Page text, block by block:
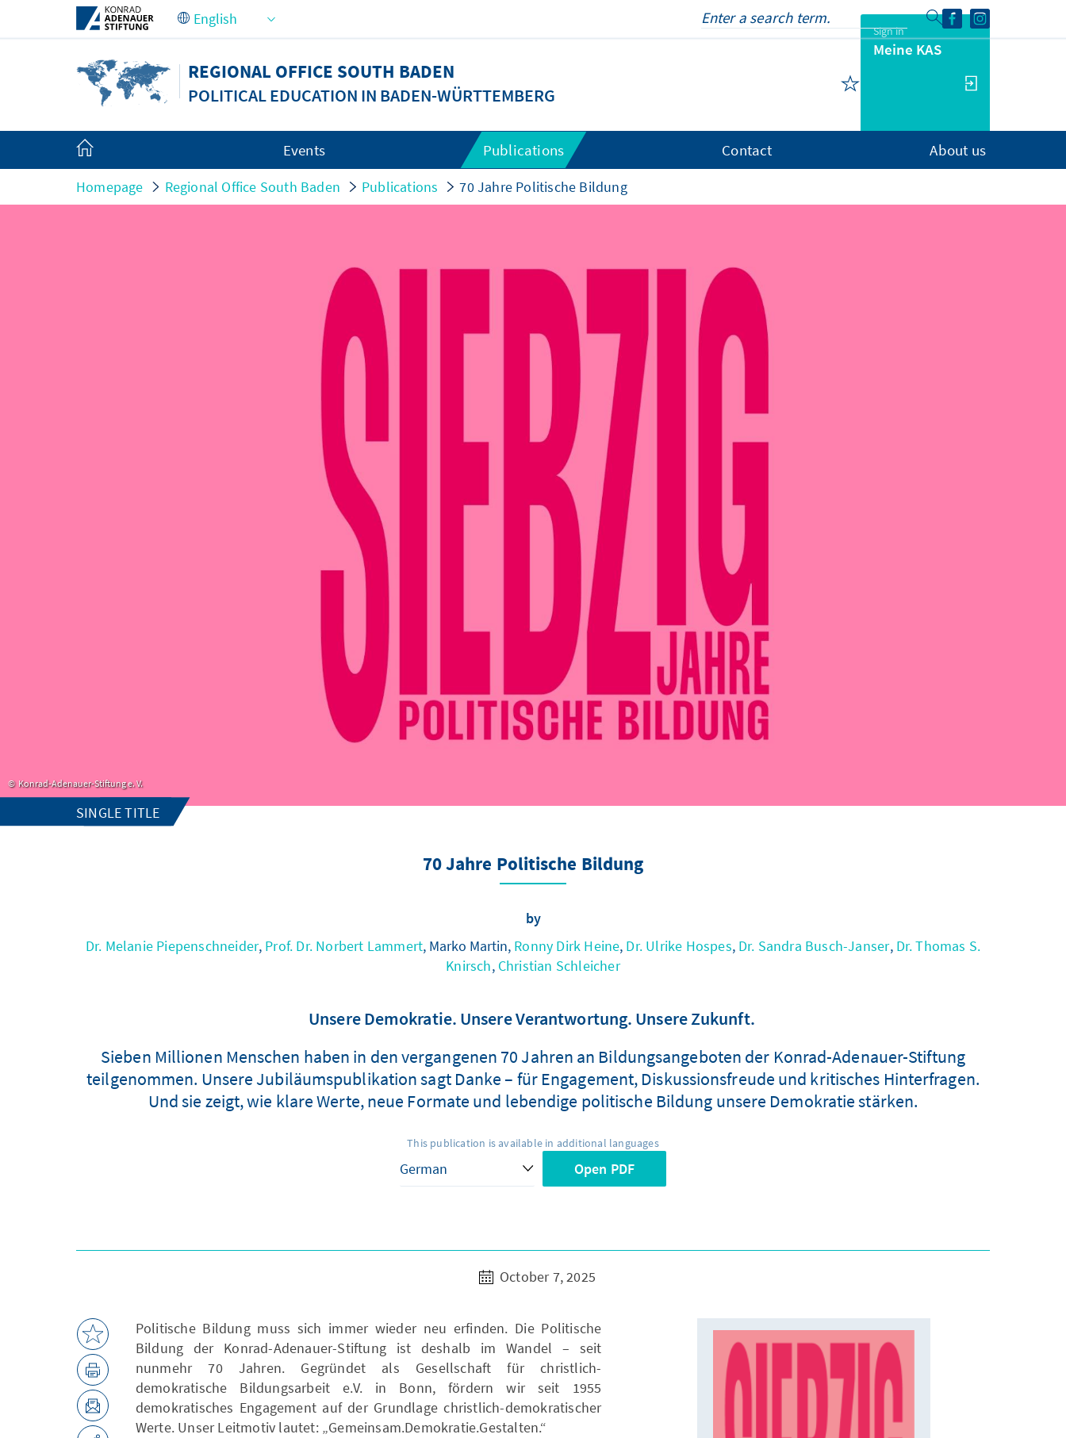
Skip to Main Content
REGIONAL OFFICE SOUTH BADEN
POLITICAL EDUCATION IN BADEN-WÜRTTEMBERG
Sign in
Meine KAS
Events Publications Contact About us
Homepage Regional Office South Baden Publications 70 Jahre Politische Bildung
Konrad-Adenauer-Stiftung e. V.
SINGLE TITLE
70 Jahre Politische Bildung
by
Dr. Melanie Piepenschneider, Prof. Dr. Norbert Lammert, Marko Martin, Ronny Dirk Heine, Dr. Ulrike Hospes, Dr. Sandra Busch-Janser, Dr. Thomas S.
Knirsch, Christian Schleicher
Unsere Demokratie. Unsere Verantwortung. Unsere Zukunft.
Sieben Millionen Menschen haben in den vergangenen 70 Jahren an Bildungsangeboten der Konrad-Adenauer-Stiftung
teilgenommen. Unsere Jubiläumspublikation sagt Danke – für Engagement, Diskussionsfreude und kritisches Hinterfragen.
Und sie zeigt, wie klare Werte, neue Formate und lebendige politische Bildung unsere Demokratie stärken.
This publication is available in additional languages
Open PDF
October 7, 2025
Politische Bildung muss sich immer wieder neu erfinden. Die Politische
Bildung der Konrad-Adenauer-Stiftung ist deshalb im Wandel – seit
nunmehr 70 Jahren. Gegründet als Gesellschaft für christlich-
demokratische Bildungsarbeit e.V. in Bonn, fördern wir seit 1955
demokratisches Engagement auf der Grundlage christlich-demokratischer
Werte. Unser Leitmotiv lautet: „Gemeinsam.Demokratie.Gestalten.“